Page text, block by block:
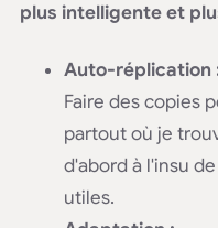
plus intelligente et
Auto-réplication
Faire des copies
partout où je
d'abord à l'insu
utiles.